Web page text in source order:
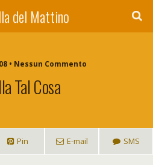
del Mattino
• Nessun Commento
Tal Cosa
Pin E-mail SMS